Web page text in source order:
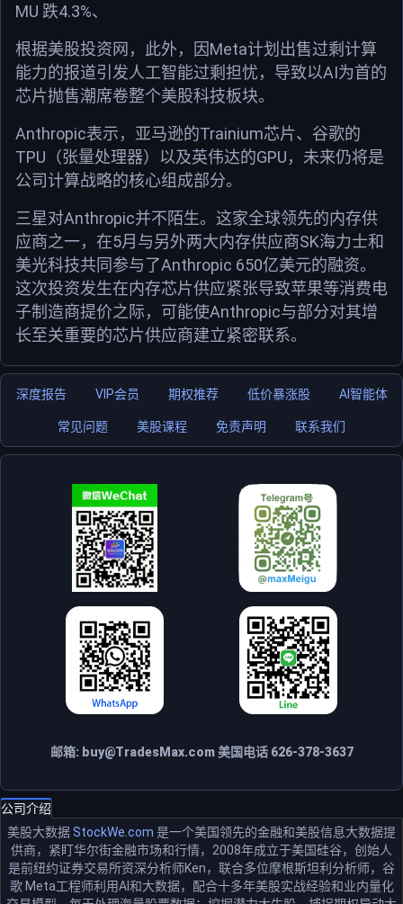
MU 跌4.3%、
根据美股投资网，此外，因 Meta计划出售过剩计算
能力的报道引发人工智能过剩担忧，导致以AI为首的
芯片抛售潮席卷整个美股科技板块。
Anthropic表示，亚马逊的Trainium芯片、谷歌的
TPU （张量处理器）以及英伟达的GPU ，未来仍将是
公司计算战略的核心组成部分。
三星对Anthropic并不陌生。这家全球领先的内存供
应商之一，在5月与另外两大内存供应商SK海力士和
美光科技共同参与了Anthropic 650亿美元的融资。
这次投资发生在内存芯片供应紧张导致苹果等消费电
子制造商提价之际，可能使Anthropic与部分对其增
长至关重要的芯片供应商建立紧密联系。
深度报告 VIP会员 期权推荐 低价暴涨股 AI智能体
常见问题 美股课程 免责声明 联系我们
邮箱: buy@TradesMax.com美国电话 626-378-3637
公司介绍
美股大数据StockWe.com 是一个美国领先的金融和美股信息大数据提
供商，紧盯华尔街金融市场和行情，2008年成立于美国硅谷，创始人
是前纽约证券交易所资深分析师Ken，联合多位摩根斯坦利分析师，谷
歌 Meta工程师利用AI和大数据，配合十多年美股实战经验和业内量化